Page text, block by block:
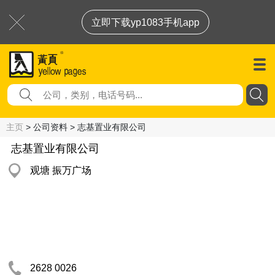
立即下载yp1083手机app
主页 > 公司资料 > 志基置业有限公司
志基置业有限公司
观塘 振万广场
2628 0026